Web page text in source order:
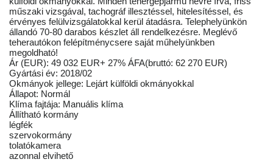
műszaki vizsgával, tachográf illesztéssel, hitelesítéssel, és
érvényes felülvizsgálatokkal kerül átadásra. Telephelyünkön
állandó 70-80 darabos készlet áll rendelkezésre. Meglévő
teherautókon felépítménycsere saját műhelyünkben
megoldható!
Ár (EUR): 49 032 EUR+ 27% ÁFA(bruttó: 62 270 EUR)
Gyártási év: 2018/02
Okmányok jellege: Lejárt külföldi okmányokkal
Állapot: Normál
Klíma fajtája: Manuális klíma
Állítható kormány
légfék
szervokormány
tolatókamera
azonnal elvihető